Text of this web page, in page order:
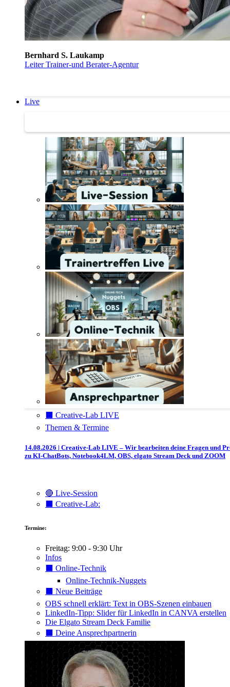
Bernhard S. Laukamp
Leiter Trainer-und Berater-Agentur
Live
⬛️ Creative-Lab LIVE
Themen & Termine
14.08.2026 | Creative-Lab LIVE – Wir bearbeiten deine Fragen und
zu KI-ChatBots, Notebook4LM, OBS, elgato Stream Deck und ZOOM
🔴 Live-Session
⬛️ Creative-Lab:
Termine:
Freitag: 9:00 - 9:30 Uhr
Infos
⬛️ Online-Technik
Online-Technik-Nuggets
⬛️ Neue Beiträge
OBS schnell erklärt: Text in OBS-Szenen einbauen
LinkedIn-Tipp: Slider für LinkedIn in CANVA erstellen
Die Elgato Stream Deck Familie
⬛️ Deine Ansprechpartnerin